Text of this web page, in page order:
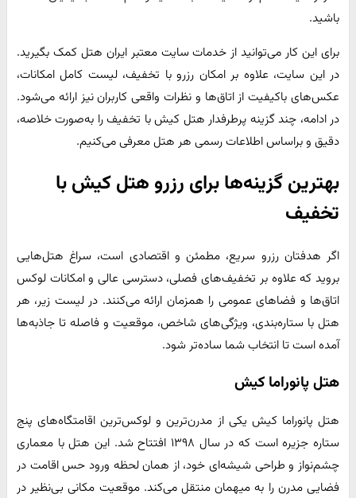
باشید.
برای این کار می‌توانید از خدمات سایت معتبر ایران هتل کمک بگیرید.
در این سایت، علاوه بر امکان رزرو با تخفیف، لیست کامل امکانات،
عکس‌های باکیفیت از اتاق‌ها و نظرات واقعی کاربران نیز ارائه می‌شود.
در ادامه، چند گزینه پرطرفدار هتل کیش با تخفیف را به‌صورت خلاصه،
دقیق و براساس اطلاعات رسمی هر هتل معرفی می‌کنیم.
بهترین گزینه‌ها برای رزرو هتل کیش با
تخفیف
اگر هدفتان رزرو سریع، مطمئن و اقتصادی است، سراغ هتل‌هایی
بروید که علاوه بر تخفیف‌های فصلی، دسترسی عالی و امکانات لوکس
اتاق‌ها و فضاهای عمومی را همزمان ارائه می‌کنند. در لیست زیر، هر
هتل با ستاره‌بندی، ویژگی‌های شاخص، موقعیت و فاصله تا جاذبه‌ها
آمده است تا انتخاب شما ساده‌تر شود.
هتل پانوراما کیش
هتل پانوراما کیش یکی از مدرن‌ترین و لوکس‌ترین اقامتگاه‌های پنج‌
ستاره جزیره است که در سال ۱۳۹۸ افتتاح شد. این هتل با معماری
چشم‌نواز و طراحی شیشه‌ای خود، از همان لحظه ورود حس اقامت در
فضایی مدرن را به میهمان منتقل می‌کند. موقعیت مکانی بی‌نظیر در